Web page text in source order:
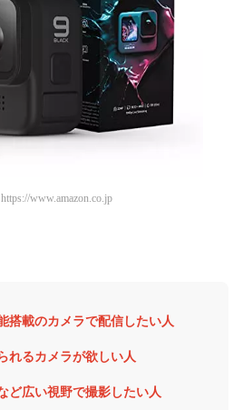
https://www.amazon.co.jp
搭載のカメラで配信したい人
れるカメラが欲しい人
ど広い視野で撮影したい人